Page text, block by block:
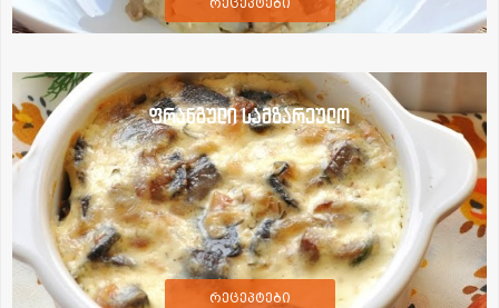
რეცეპტები
ფრანგული სამზარეულო
რეცეპტები